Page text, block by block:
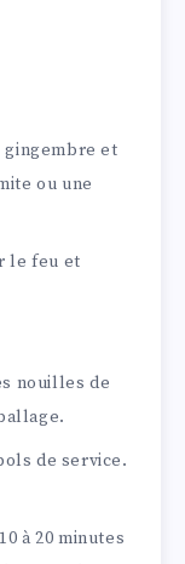
et
ou une
le feu et
nouilles de
de service.
à 20 minutes